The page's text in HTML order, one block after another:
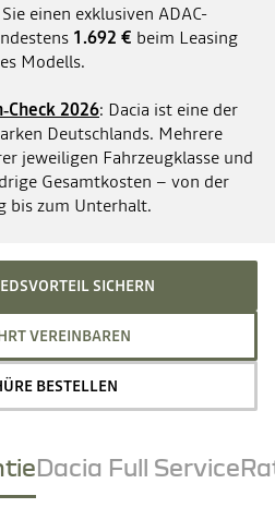
einen exklusiven ADAC-
1.692 € beim Leasing
Modells.
2026: Dacia ist eine der
Deutschlands. Mehrere
jeweiligen Fahrzeugklasse und
Gesamtkosten – von der
bis zum Unterhalt.
SICHERN
VEREINBAREN
BESTELLEN
Dacia Full Service